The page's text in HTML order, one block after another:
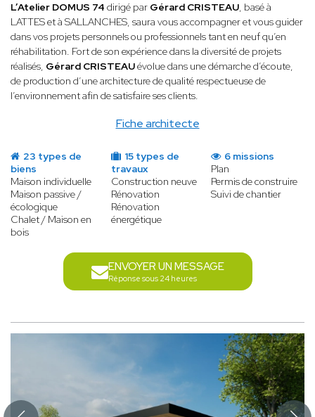
Fiche architecte
L’Atelier DOMUS 74 dirigé par Gérard CRISTEAU, basé à
LATTES et à SALLANCHES, saura vous accompagner et vous guider
dans vos projets personnels ou professionnels tant en neuf qu’en
réhabilitation. Fort de son expérience dans la diversité de projets
réalisés, Gérard CRISTEAUévolue dans une démarche d’écoute,
de production d’une architecture de qualité respectueuse de
l’environnement afin de satisfaire ses clients.
23 types de
biens
Maison individuelle
Maison passive /
écologique
Chalet / Maison en
bois
15 types de
travaux
Construction neuve
Rénovation
Rénovation
énergétique
6 missions
Plan
Permis de construire
Suivi de chantier
ENVOYER UN MESSAGE
Réponse sous 24 heures